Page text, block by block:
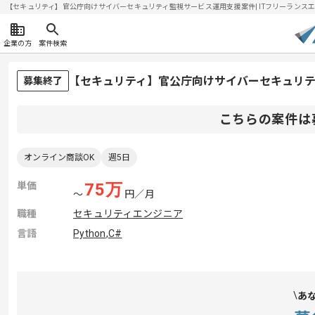
【セキュリティ】官公庁向けサイバーセキュリティ監視サービス運用支援案件| ITフリーラン
企業の方 案件検索
募集終了 【セキュリティ】官公庁向けサイバーセキュ
こちらの案件
オンライン商談OK 週5日
単価
〜75万 円／月
職種
セキュリティエンジニア
言語
Python,C#
あ